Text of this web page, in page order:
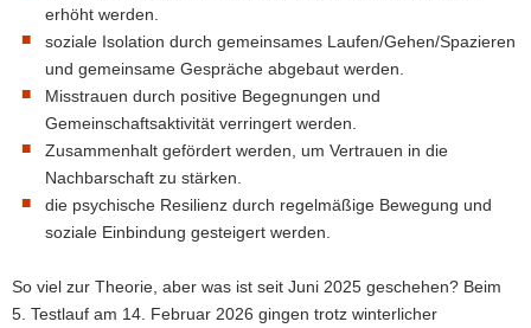
erhöht werden.
soziale Isolation durch gemeinsames Laufen/Gehen/Spazieren
und gemeinsame Gespräche abgebaut werden.
Misstrauen durch positive Begegnungen und
Gemeinschaftsaktivität verringert werden.
Zusammenhalt gefördert werden, um Vertrauen in die
Nachbarschaft zu stärken.
die psychische Resilienz durch regelmäßige Bewegung und
soziale Einbindung gesteigert werden.
So viel zur Theorie, aber was ist seit Juni 2025 geschehen? Beim
5. Testlauf am 14. Februar 2026 gingen trotz winterlicher